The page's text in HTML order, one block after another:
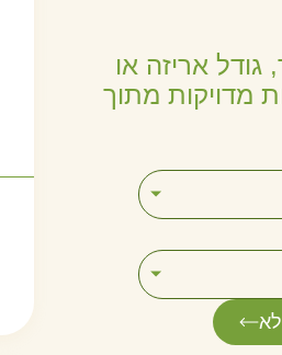
גודל אריזה או
מדויקות מתוך